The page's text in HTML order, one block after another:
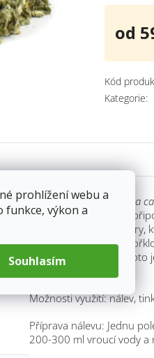
prohlížení webu a
funkce, výkon a
Souhlasím
Kód
Kategorie:
od
cena:
Artyčok kardový ( Cynara
Středozemí vzhledem
nerozkvetlé květní úbory,
Artyčok má lehce
k dobrému trávení. Proto
Možnosti využití: nálev,
Příprava nálevu: Jednu
200-300 ml vroucí vody